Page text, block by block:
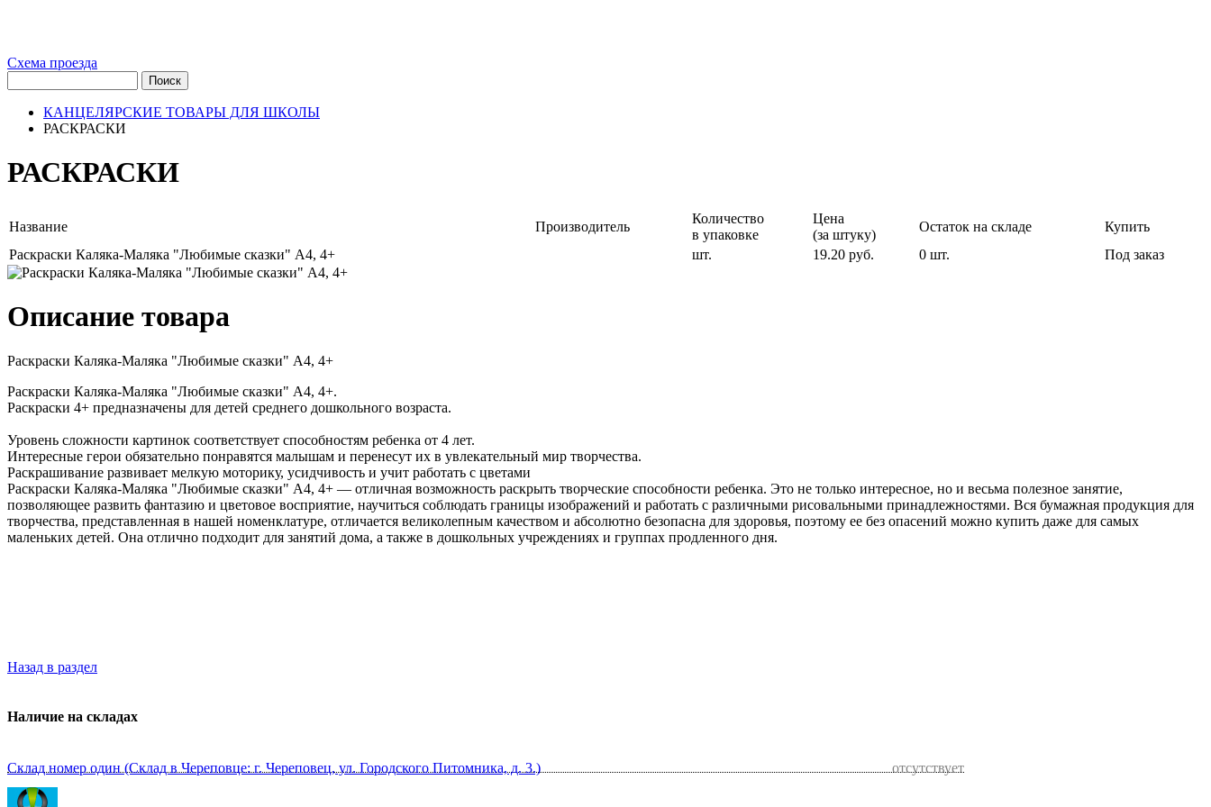
Схема проезда
КАНЦЕЛЯРСКИЕ ТОВАРЫ ДЛЯ ШКОЛЫ
РАСКРАСКИ
РАСКРАСКИ
Название Производитель
Количество
в упаковке
Цена
(за штуку)
Остаток на складе
Купить
Раскраски Каляка-Маляка "Любимые сказки" А4, 4+
шт. 19.20 руб. 0 шт. Под заказ
Описание товара
Раскраски Каляка-Маляка "Любимые сказки" А4, 4+
Раскраски Каляка-Маляка "Любимые сказки" А4, 4+.
Раскраски 4+ предназначены для детей среднего дошкольного возраста.
Уровень сложности картинок соответствует способностям ребенка от 4 лет.
Интересные герои обязательно понравятся малышам и перенесут их в увлекательный мир творчества.
Раскрашивание развивает мелкую моторику, усидчивость и учит работать с цветами
Раскраски Каляка-Маляка "Любимые сказки" А4, 4+ — отличная возможность раскрыть творческие способности ребенка. Это не только интересное, но и весьма полезное занятие,
позволяющее развить фантазию и цветовое восприятие, научиться соблюдать границы изображений и работать с различными рисовальными принадлежностями. Вся бумажная продукция для
творчества, представленная в нашей номенклатуре, отличается великолепным качеством и абсолютно безопасна для здоровья, поэтому ее без опасений можно купить даже для самых
маленьких детей. Она отлично подходит для занятий дома, а также в дошкольных учреждениях и группах продленного дня.
Назад в раздел
Наличие на складах
Склад номер один (Склад в Череповце: г. Череповец, ул. Городского Питомника, д. 3.) отсутствует